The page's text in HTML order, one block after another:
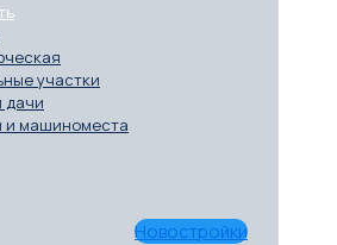
участки
дачи
и машиноместа
Новостройки